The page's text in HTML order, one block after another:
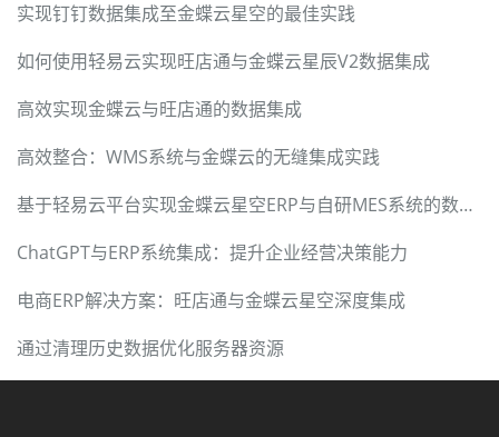
实现钉钉数据集成至金蝶云星空的最佳实践
如何使用轻易云实现旺店通与金蝶云星辰V2数据集成
高效实现金蝶云与旺店通的数据集成
高效整合：WMS系统与金蝶云的无缝集成实践
基于轻易云平台实现金蝶云星空ERP与自研MES系统的数据集成
ChatGPT与ERP系统集成：提升企业经营决策能力
电商ERP解决方案：旺店通与金蝶云星空深度集成
通过清理历史数据优化服务器资源